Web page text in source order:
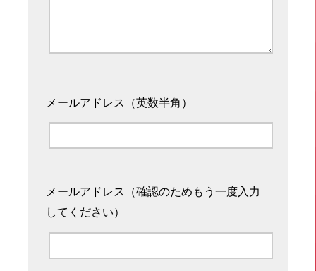
メールアドレス（英数半角）
メールアドレス（確認のためもう一度入力
してください）